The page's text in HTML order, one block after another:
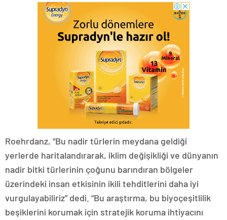
Roehrdanz, “Bu nadir türlerin meydana geldiği
yerlerde haritalandırarak, iklim değişikliği ve dünyanın
nadir bitki türlerinin çoğunu barındıran bölgeler
üzerindeki insan etkisinin ikili tehditlerini daha iyi
vurgulayabiliriz” dedi. “Bu araştırma, bu biyoçeşitlilik
beşiklerini korumak için stratejik koruma ihtiyacını